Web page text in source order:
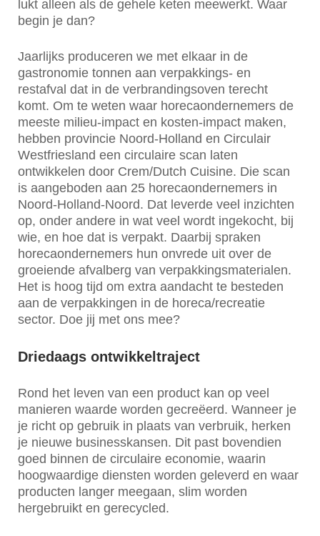
lukt alleen als de gehele keten meewerkt. Waar
begin je dan?
Jaarlijks produceren we met elkaar in de
gastronomie tonnen aan verpakkings- en
restafval dat in de verbrandingsoven terecht
komt. Om te weten waar horecaondernemers de
meeste milieu-impact en kosten-impact maken,
hebben provincie Noord-Holland en Circulair
Westfriesland een circulaire scan laten
ontwikkelen door Crem/Dutch Cuisine. Die scan
is aangeboden aan 25 horecaondernemers in
Noord-Holland-Noord. Dat leverde veel inzichten
op, onder andere in wat veel wordt ingekocht, bij
wie, en hoe dat is verpakt. Daarbij spraken
horecaondernemers hun onvrede uit over de
groeiende afvalberg van verpakkingsmaterialen.
Het is hoog tijd om extra aandacht te besteden
aan de verpakkingen in de horeca/recreatie
sector. Doe jij met ons mee?
Driedaags ontwikkeltraject
Rond het leven van een product kan op veel
manieren waarde worden gecreëerd. Wanneer je
je richt op gebruik in plaats van verbruik, herken
je nieuwe businesskansen. Dit past bovendien
goed binnen de circulaire economie, waarin
hoogwaardige diensten worden geleverd en waar
producten langer meegaan, slim worden
hergebruikt en gerecycled.